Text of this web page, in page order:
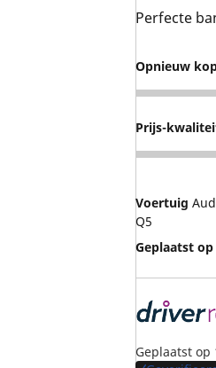
Perfecte
Opnieuw
5
Prijs-
5
Voertuig
Q5
Geplaatst op
Geplaatst op